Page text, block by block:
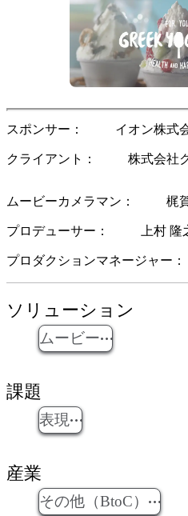
スポンサー イオン株式
クライアント 株式会社
ムービーカメラマン 梶
プロデューサー 上村 隆
プロダクションマネージャー
ソリューション
ムービー
課題
表現
産業
その他（BtoC）